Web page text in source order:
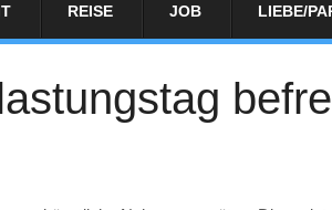
REISE JOB LIEBE/